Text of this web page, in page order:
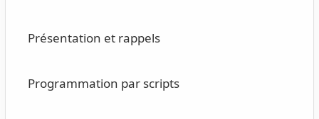
Présentation et rappels
Programmation par scripts